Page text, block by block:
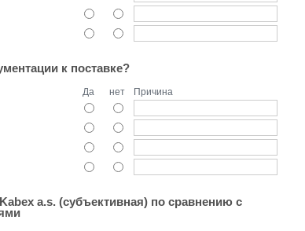
к поставке?
Да нет
Причина
a.s. (субъективная) по сравнению с